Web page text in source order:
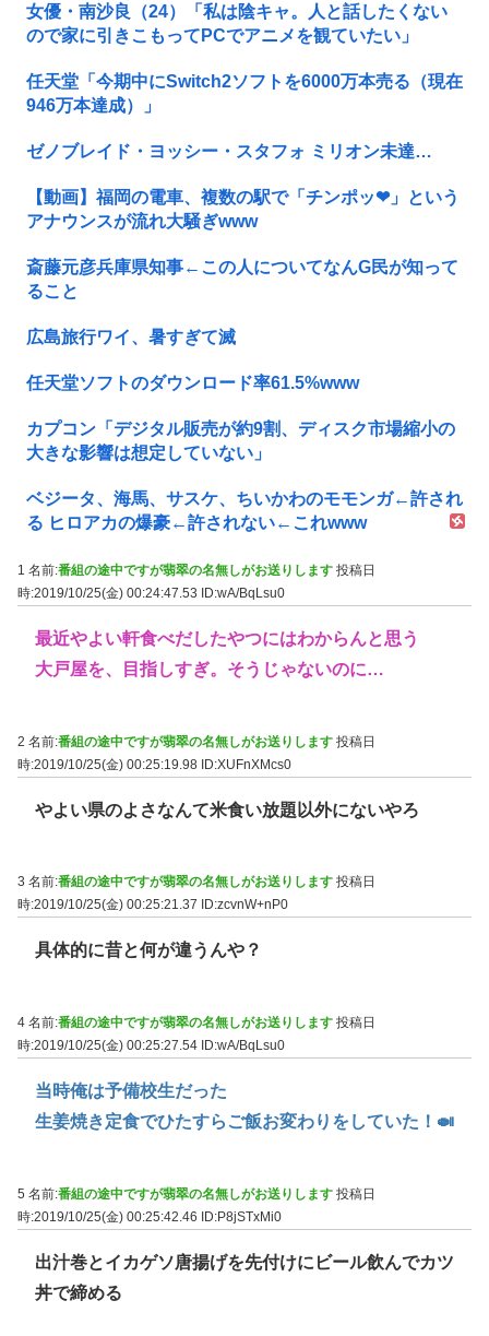
女優・南沙良（24）「私は陰キャ。人と話したくない
ので家に引きこもってPCでアニメを観ていたい」
任天堂「今期中にSwitch2ソフトを6000万本売る（現在
946万本達成）」
ゼノブレイド・ヨッシー・スタフォ ミリオン未達…
【動画】福岡の電車、複数の駅で「チンポッ❤」という
アナウンスが流れ大騒ぎwww
斎藤元彦兵庫県知事←この人についてなんG民が知って
ること
広島旅行ワイ、暑すぎて滅
任天堂ソフトのダウンロード率61.5%www
カプコン「デジタル販売が約9割、ディスク市場縮小の
大きな影響は想定していない」
ベジータ、海馬、サスケ、ちいかわのモモンガ←許され
る ヒロアカの爆豪←許されない←これwww
1 名前:番組の途中ですが翡翠の名無しがお送りします 投稿日
時:2019/10/25(金) 00:24:47.53
ID:wA/BqLsu0
最近やよい軒食べだしたやつにはわからんと思う
大戸屋を、目指しすぎ。そうじゃないのに…
2 名前:番組の途中ですが翡翠の名無しがお送りします 投稿日
時:2019/10/25(金) 00:25:19.98 ID:XUFnXMcs0
やよい県のよさなんて米食い放題以外にないやろ
3 名前:番組の途中ですが翡翠の名無しがお送りします 投稿日
時:2019/10/25(金) 00:25:21.37
ID:zcvnW+nP0
具体的に昔と何が違うんや？
4 名前:番組の途中ですが翡翠の名無しがお送りします 投稿日
時:2019/10/25(金) 00:25:27.54 ID:wA/BqLsu0
当時俺は予備校生だった
生姜焼き定食でひたすらご飯お変わりをしていた！🍛
5 名前:番組の途中ですが翡翠の名無しがお送りします 投稿日
時:2019/10/25(金) 00:25:42.46 ID:P8jSTxMi0
出汁巻とイカゲソ唐揚げを先付けにビール飲んでカツ
丼で締める